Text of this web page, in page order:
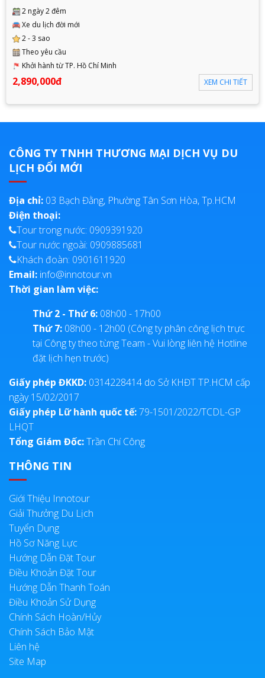
2 ngày 2 đêm
Xe du lịch đời mới
2 - 3 sao
Theo yêu cầu
Khởi hành từ TP. Hồ Chí Minh
2,890,000đ XEM CHI TIẾT
CÔNG TY TNHH THƯƠNG MẠI DỊCH VỤ DU
LỊCH ĐỔI MỚI
Địa chỉ: 03 Bạch Đằng, Phường Tân Sơn Hòa, Tp.HCM
Điện thoại:
Tour trong nước: 0909391920
Tour nước ngoài: 0909885681
Khách đoàn: 0901611920
Email: info@innotour.vn
Thời gian làm việc:
Thứ 2 - Thứ 6: 08h00 - 17h00
Thứ 7: 08h00 - 12h00 (Công ty phân công lịch trực
tại Công ty theo từng Team - Vui lòng liên hệ Hotline
đặt lịch hẹn trước)
Giấy phép ĐKKD: 0314228414 do Sở KHĐT TP.HCM cấp
ngày 15/02/2017
Giấy phép Lữ hành quốc tế:79-1501/2022/TCDL-GP
LHQT
Tổng Giám Đốc:Trần Chí Công
THÔNG TIN
Giới Thiệu Innotour
Giải Thưởng Du Lịch
Tuyển Dụng
Hồ Sơ Năng Lực
Hướng Dẫn Đặt Tour
Điều Khoản Đặt Tour
Hướng Dẫn Thanh Toán
Điều Khoản Sử Dụng
Chính Sách Hoàn/Hủy
Chính Sách Bảo Mật
Liên hệ
Site Map